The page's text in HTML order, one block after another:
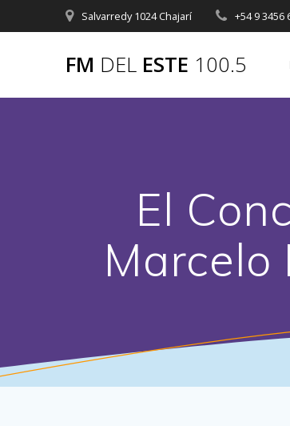
al
Salvarredy 1024 Chajarí +54 9 3456
FM DEL ESTE 100.5
El
Marcelo